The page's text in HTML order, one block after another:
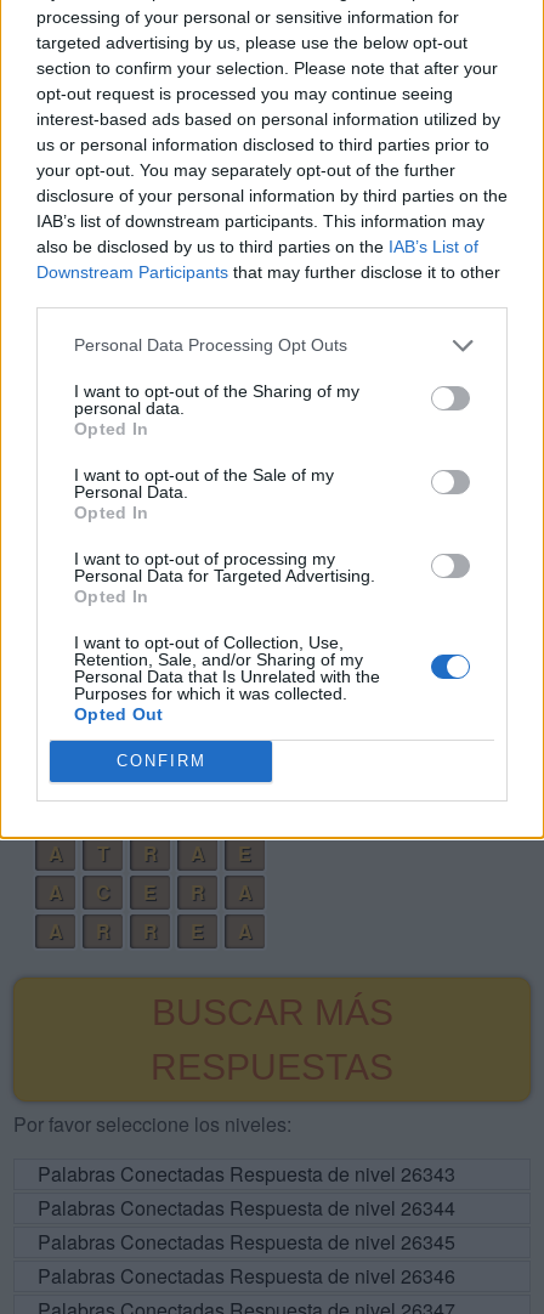
processing of your personal or sensitive information for
targeted advertising by us, please use the below opt-out
section to confirm your selection. Please note that after your
opt-out request is processed you may continue seeing
interest-based ads based on personal information utilized by
us or personal information disclosed to third parties prior to
your opt-out. You may separately opt-out of the further
disclosure of your personal information by third parties on the
IAB’s list of downstream participants. This information may
also be disclosed by us to third parties on the IAB’s List of
Downstream Participants that may further disclose it to other
Personal Data Processing Opt Outs
I want to opt-out of the Sharing of my
personal data.
Opted In
I want to opt-out of the Sale of my
Personal Data.
Opted In
I want to opt-out of processing my
Personal Data for Targeted Advertising.
Opted In
I want to opt-out of Collection, Use,
Retention, Sale, and/or Sharing of my
Personal Data that Is Unrelated with the
Purposes for which it was collected.
Opted Out
CONFIRM
A
T R A E
R
C
A R R E T
A
A
C E R T A
R
R
E T
A
C
A T
A
T
E C
A
T
A C
A
A
R R
E
R C
E
C R
E
R T
R
R C
T A
R
R E A
R
A R E
A
R
E C T
A
C
A T R
E
A
T R A
E
A
C E R
A
A
R R E A
BUSCAR MÁS
RESPUESTAS
Por favor seleccione los niveles:
Palabras Conectadas Respuesta de nivel 26343
Palabras Conectadas Respuesta de nivel 26344
Palabras Conectadas Respuesta de nivel 26345
Palabras Conectadas Respuesta de nivel 26346